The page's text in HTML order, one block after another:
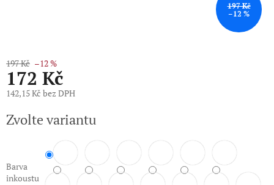
197 Kč
–12 %
197 Kč –12 %
172 Kč
142,15 Kč bez DPH
cena:
Zvolte variantu
Barva
inkoustu